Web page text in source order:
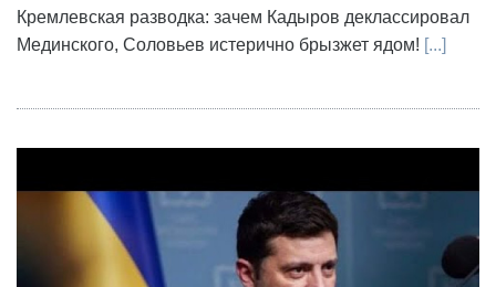
Кремлевская разводка: зачем Кадыров деклассировал
Мединского, Соловьев истерично брызжет ядом! [...]